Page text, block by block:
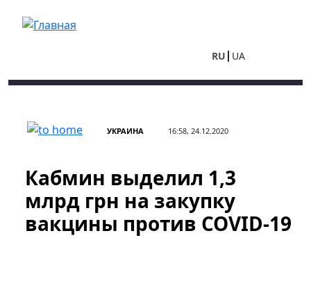
RU UA
УКРАИНА 16:58, 24.12.2020
Кабмин выделил 1,3
млрд грн на закупку
вакцины против COVID-19